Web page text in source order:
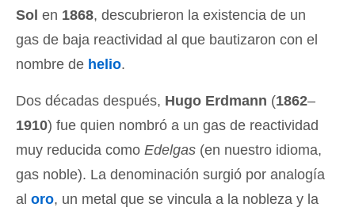
Sol en 1868, descubrieron la existencia de un
gas de baja reactividad al que bautizaron con el
nombre de helio.
Dos décadas después, Hugo Erdmann (1862–
1910) fue quien nombró a un gas de reactividad
muy reducida como Edelgas (en nuestro idioma,
gas noble). La denominación surgió por analogía
al oro, un metal que se vincula a la nobleza y la